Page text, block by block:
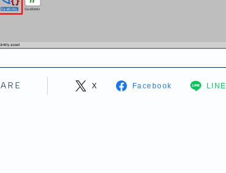
X Facebook LINE